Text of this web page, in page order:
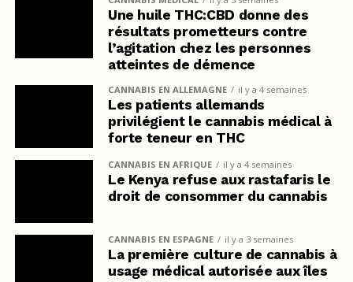
Une huile THC:CBD donne des
résultats prometteurs contre
l’agitation chez les personnes
atteintes de démence
CANNABIS EN ALLEMAGNE il y a 4 semaines
Les patients allemands
privilégient le cannabis médical à
forte teneur en THC
CANNABIS EN AFRIQUE il y a 4 semaines
Le Kenya refuse aux rastafaris le
droit de consommer du cannabis
CANNABIS EN ESPAGNE il y a 3 semaines
La première culture de cannabis à
usage médical autorisée aux îles